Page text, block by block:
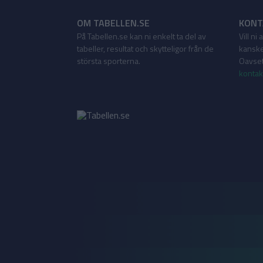
OM TABELLEN.SE
På Tabellen.se kan ni enkelt ta del av
tabeller, resultat och skytteligor från de
största sporterna.
Vill ni